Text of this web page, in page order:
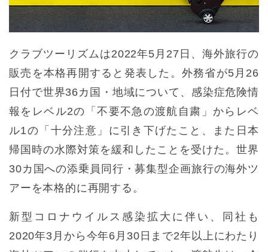
クラブツーリズムは2022年5月27日、海外旅行の
販売を本格再開すると発表した。外務省が5月26
日付で世界36カ国・地域について、感染症危険情
報をレベル2の「不要不急の渡航自粛」からレベ
ル1の「十分注意」に引き下げたこと、また日本
帰国時の水際対策を緩和したことを受けた。世界
30カ国への添乗員同行・募集型企画旅行の海外ツ
アーを本格的に再開する。
新型コロナウイルス感染拡大に伴い、同社も
2020年3月から今年6月30日まで2年以上にわたり